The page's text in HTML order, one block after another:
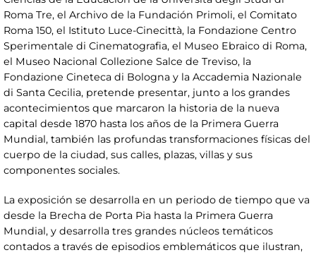
Roma Tre, el Archivo de la Fundación Primoli, el Comitato
Roma 150, el Istituto Luce-Cinecittà, la Fondazione Centro
Sperimentale di Cinematografia, el Museo Ebraico di Roma,
el Museo Nacional Collezione Salce de Treviso, la
Fondazione Cineteca di Bologna y la Accademia Nazionale
di Santa Cecilia, pretende presentar, junto a los grandes
acontecimientos que marcaron la historia de la nueva
capital desde 1870 hasta los años de la Primera Guerra
Mundial, también las profundas transformaciones físicas del
cuerpo de la ciudad, sus calles, plazas, villas y sus
componentes sociales.
La exposición se desarrolla en un periodo de tiempo que va
desde la Brecha de Porta Pia hasta la Primera Guerra
Mundial, y desarrolla tres grandes núcleos temáticos
contados a través de episodios emblemáticos que ilustran,